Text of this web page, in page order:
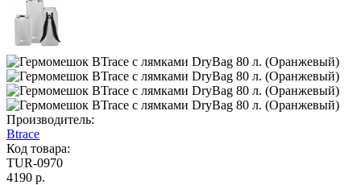
Производитель:
Btrace
Код товара:
TUR-0970
4190 р.